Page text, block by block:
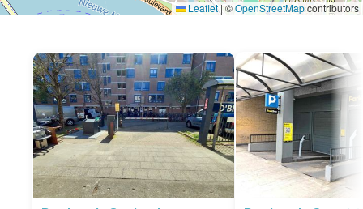
P
Leaflet| ©OpenStreetMapcontributors